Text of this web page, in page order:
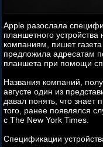
Apple разослала
планшетного
компаниям, пишет
предложила адресатам
планшета при помощи
Названия компаний,
августе один из
давал понять, что
того, ранее появлялся
с The New York Times.
Спецификации